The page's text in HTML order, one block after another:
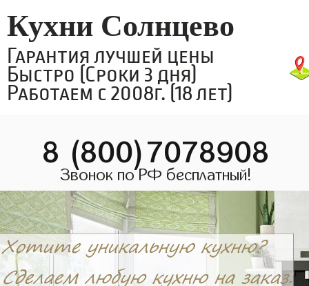
Кухни Солнцево
Гарантия лучшей цены
Быстро (Сроки 3 дня)
Работаем с 2008г. (18 лет)
8 (800)7078908
Звонок по РФ бесплатный!